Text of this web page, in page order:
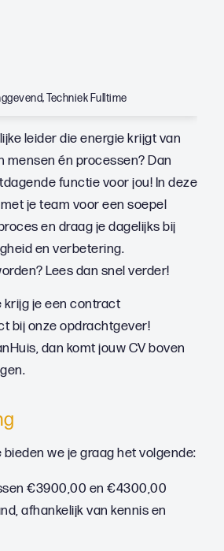
, TechniekFulltime
leider die energie krijgt van
mensen én processen? Dan
functie voor jou! In deze
je team voor een soepel
en draag je dagelijks bij
en verbetering.
Lees dan snel verder!
krijg je een contract
bij onze opdrachtgever!
dan komt jouw CV boven
we je graag het volgende:
€3900,00 en €4300,00
afhankelijk van kennis en